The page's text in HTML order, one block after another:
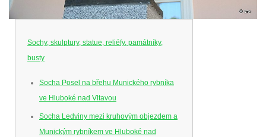
Sochy, skulptury, statue, reliéfy, památníky,
busty
Socha Posel na břehu Munického rybníka
ve Hluboké nad Vltavou
Socha Ledviny mezi kruhovým objezdem a
Munickým rybníkem ve Hluboké nad